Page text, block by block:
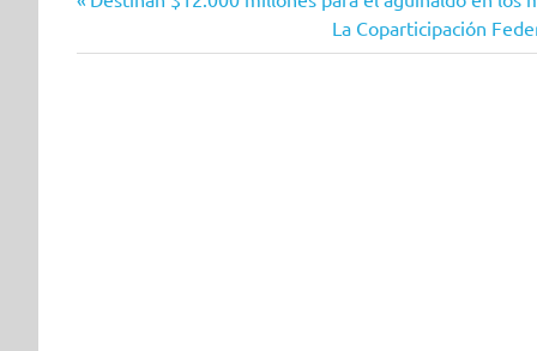
de
Siguiente
entrada:
La Coparticipación